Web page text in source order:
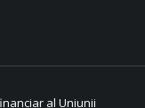
al Uniunii